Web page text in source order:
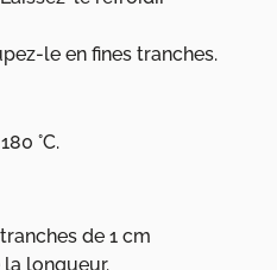
le en fines tranches.
°C.
de 1 cm
la longueur.